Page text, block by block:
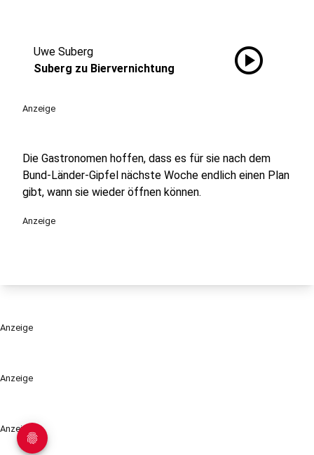
Anzeige
Anzeige
Uwe Suberg
Suberg zu Biervernichtung
play_circle
Anzeige
Die Gastronomen hoffen, dass es für sie nach dem
Bund-Länder-Gipfel nächste Woche endlich einen Plan
gibt, wann sie wieder öffnen können.
Anzeige
Anzeige